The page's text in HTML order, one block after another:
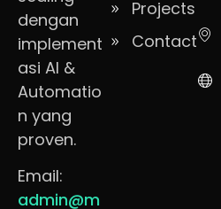
dengan
implement
asi AI &
Automatio
n yang
proven.
Email:
admin@m
Projects
Contact